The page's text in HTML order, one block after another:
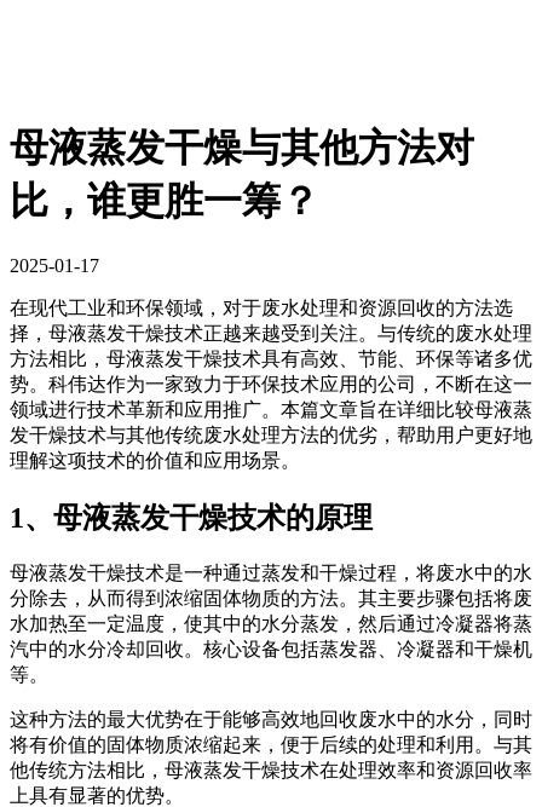
母液蒸发干燥与其他方法对
比，谁更胜一筹？
2025-01-17
在现代工业和环保领域，对于废水处理和资源回收的方法选
择，母液蒸发干燥技术正越来越受到关注。与传统的废水处理
方法相比，母液蒸发干燥技术具有高效、节能、环保等诸多优
势。科伟达作为一家致力于环保技术应用的公司，不断在这一
领域进行技术革新和应用推广。本篇文章旨在详细比较母液蒸
发干燥技术与其他传统废水处理方法的优劣，帮助用户更好地
理解这项技术的价值和应用场景。
1、母液蒸发干燥技术的原理
母液蒸发干燥技术是一种通过蒸发和干燥过程，将废水中的水
分除去，从而得到浓缩固体物质的方法。其主要步骤包括将废
水加热至一定温度，使其中的水分蒸发，然后通过冷凝器将蒸
汽中的水分冷却回收。核心设备包括蒸发器、冷凝器和干燥机
等。
这种方法的最大优势在于能够高效地回收废水中的水分，同时
将有价值的固体物质浓缩起来，便于后续的处理和利用。与其
他传统方法相比，母液蒸发干燥技术在处理效率和资源回收率
上具有显著的优势。